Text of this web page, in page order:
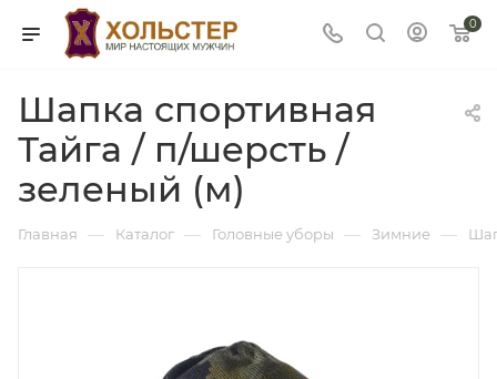
0
Шапка спортивная
Тайга / п/шерсть /
зеленый (м)
Главная — Каталог — Головные уборы — Зимние —